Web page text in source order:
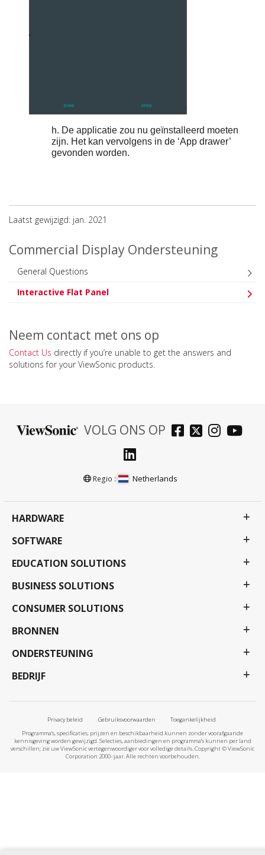
h. De applicatie zou nu geïnstalleerd moeten
zijn. Het kan vervolgens in de ‘App drawer’
gevonden worden.
Laatst gewijzigd: jan. 2021
Commercial Display Ondersteuning
General Questions
Interactive Flat Panel
Neem contact met ons op
Contact Us directly if you’re unable to get the answers and
solutions for your ViewSonic products.
VOLG ONS OP
Regio : Netherlands
HARDWARE
SOFTWARE
EDUCATION SOLUTIONS
BUSINESS SOLUTIONS
CONSUMER SOLUTIONS
BRONNEN
ONDERSTEUNING
BEDRIJF
Privacy beleid Gebruiksvoorwaarden
Toegankelijkheid
Programma's, specificaties, prijzen en beschikbaarheid kunnen zonder voorafgaande
kennisgeving worden gewijzigd. Selecties, aanbiedingen en programma's kunnen per land
verschillen; zie uw ViewSonic vertegenwoordiger voor volledige details. Copyright © ViewSonic
Corporation 2000-:jaar. Alle rechten voorbehouden.